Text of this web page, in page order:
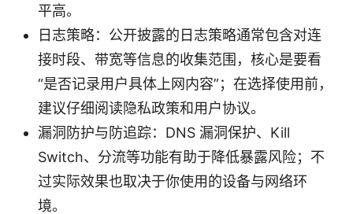
平高。
日志策略：公开披露的日志策略通常包含对连
接时段、带宽等信息的收集范围，核心是要看
“是否记录用户具体上网内容”；在选择使用前，
建议仔细阅读隐私政策和用户协议。
漏洞防护与防追踪：DNS 漏洞保护、Kill
Switch、分流等功能有助于降低暴露风险；不
过实际效果也取决于你使用的设备与网络环
境。